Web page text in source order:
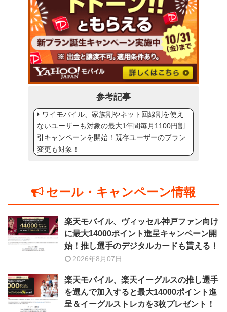
参考記事
ワイモバイル、家族割やネット回線割を使え
ないユーザーも対象の最大1年間毎月1100円割
引キャンペーンを開始！既存ユーザーのプラン
変更も対象！
セール・キャンペーン情報
楽天モバイル、ヴィッセル神戸ファン向け
に最大14000ポイント進呈キャンペーン開
始！推し選手のデジタルカードも貰える！
2026年8月07日
楽天モバイル、楽天イーグルスの推し選手
を選んで加入すると最大14000ポイント進
呈＆イーグルストレカを3枚プレゼント！